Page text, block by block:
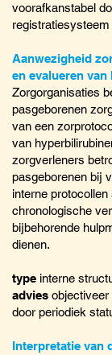
voorafkanstabel
registratiesysteem
Aanwezigheid
en evalueren
Zorgorganisaties
pasgeborenen
van een
van
zorgverleners
pasgeborenen bij
interne
chronologische
bijbehorende
dienen.
type interne
advies
door periodiek
Interpretatie van